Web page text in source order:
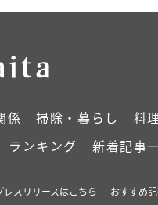
係 掃除・暮らし 料
ランキング 新着記事
レスリリースはこちら おすすめ